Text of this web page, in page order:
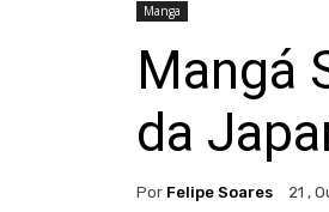
Manga
Mangá
da
Por Felipe Soares 21 ,